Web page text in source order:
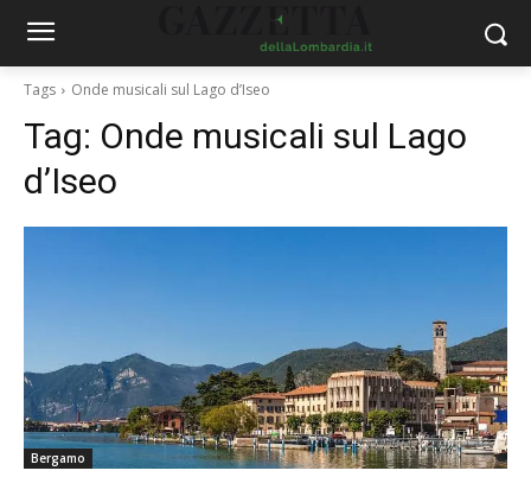
Tags Onde musicali sul Lago d’Iseo
Tag: Onde musicali sul Lago
d’Iseo
Bergamo